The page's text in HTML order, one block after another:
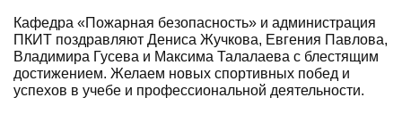
Кафедра «Пожарная безопасность» и администрация
ПКИТ поздравляют Дениса Жучкова, Евгения Павлова,
Владимира Гусева и Максима Талалаева с блестящим
достижением. Желаем новых спортивных побед и
успехов в учебе и профессиональной деятельности.